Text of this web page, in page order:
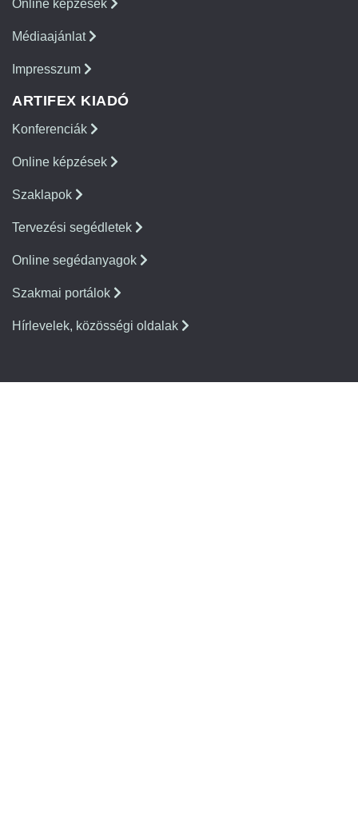
Online képzések
Médiaajánlat
Impresszum
ARTIFEX KIADÓ
Konferenciák
Online képzések
Szaklapok
Tervezési segédletek
Online segédanyagok
Szakmai portálok
Hírlevelek, közösségi oldalak